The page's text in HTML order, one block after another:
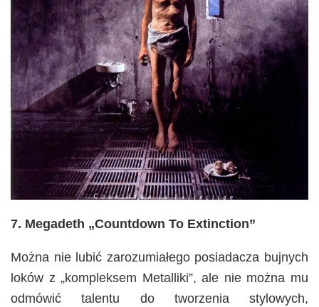
7. Megadeth „Countdown To Extinction”
Można nie lubić zarozumiałego posiadacza bujnych
loków z „kompleksem Metalliki”, ale nie można mu
odmówić talentu do tworzenia stylowych,